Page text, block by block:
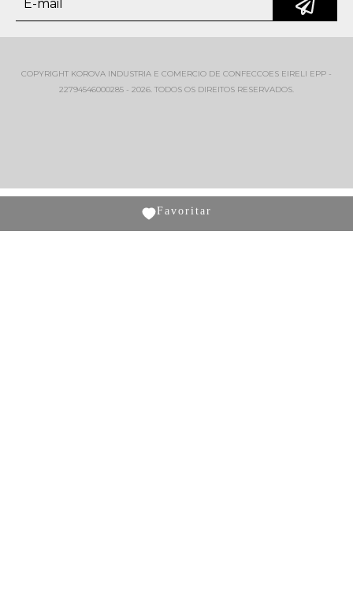
COPYRIGHT KOROVA INDUSTRIA E COMERCIO DE CONFECCOES EIRELI EPP -
22794546000285 - 2026. TODOS OS DIREITOS RESERVADOS.